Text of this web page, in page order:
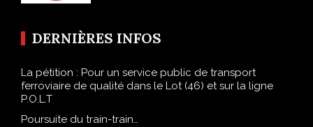
DERNIÈRES INFOS
La pétition : Pour un service public de transport
ferroviaire de qualité dans le Lot (46) et sur la ligne
P.O.L.T
Poursuite du train-train…